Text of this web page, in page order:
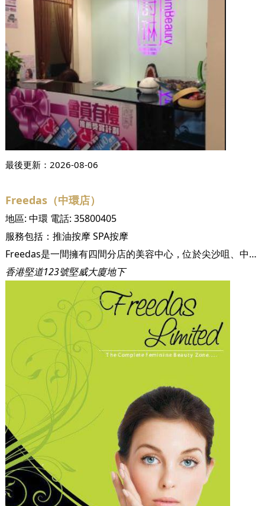
最後更新： 2026-08-06
Freedas（中環店）
地區: 中環 電話: 35800405
服務包括： 推油按摩SPA按摩
Freedas是一間擁有四間分店的美容中心，位於尖沙咀、中環、灣仔及東涌。Freedas提供專業美容服務，並以最實惠的價錢給予客人最好的服務。
香港堅道123號堅威大廈地下